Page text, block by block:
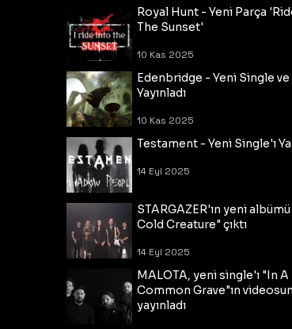
Royal Hunt - Yeni Parça
The Sunset'
10 Kas 2025
Edenbridge - Yeni Single
Yayınladı
10 Kas 2025
Testament - Yeni Single'ı
14 Eyl 2025
STARGAZER'ın yeni
Cold Creature" çıktı
14 Eyl 2025
MALOTA, yeni single'ı "In A
Common Grave"ın
yayınladı